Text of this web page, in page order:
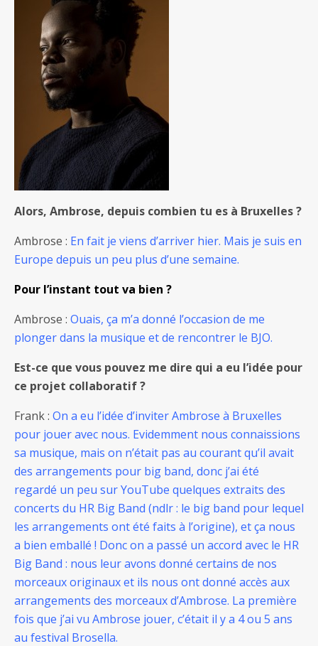
Alors, Ambrose, depuis combien tu es à Bruxelles ?
Ambrose : En fait je viens d’arriver hier. Mais je suis en
Europe depuis un peu plus d’une semaine.
Pour l’instant tout va bien ?
Ambrose : Ouais, ça m’a donné l’occasion de me
plonger dans la musique et de rencontrer le BJO.
Est-ce que vous pouvez me dire qui a eu l’idée pour
ce projet collaboratif ?
Frank : On a eu l’idée d’inviter Ambrose à Bruxelles
pour jouer avec nous. Evidemment nous connaissions
sa musique, mais on n’était pas au courant qu’il avait
des arrangements pour big band, donc j’ai été
regardé un peu sur YouTube quelques extraits des
concerts du HR Big Band (ndlr : le big band pour lequel
les arrangements ont été faits à l’origine), et ça nous
a bien emballé ! Donc on a passé un accord avec le HR
Big Band : nous leur avons donné certains de nos
morceaux originaux et ils nous ont donné accès aux
arrangements des morceaux d’Ambrose. La première
fois que j’ai vu Ambrose jouer, c’était il y a 4 ou 5 ans
au festival Brosella.